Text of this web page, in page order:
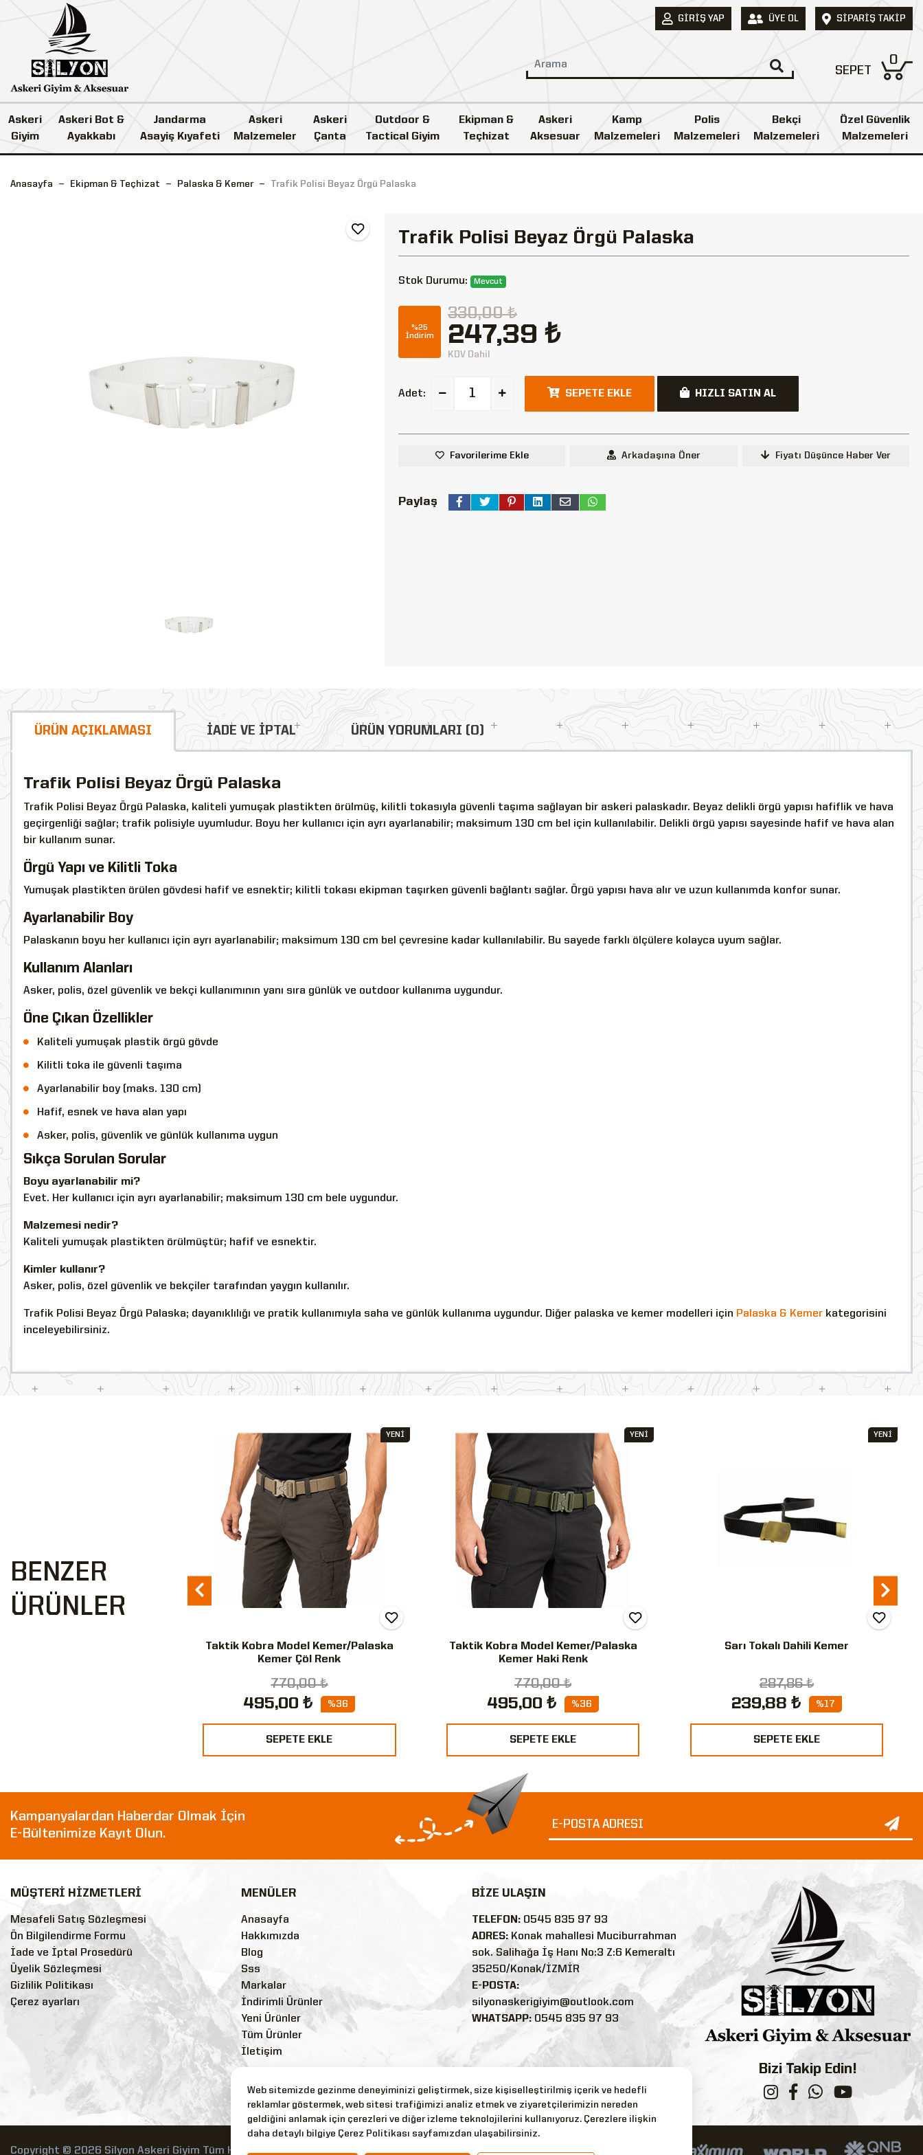
Web sitemizde gezinme deneyiminizi geliştirmek, size kişiselleştirilmiş içerik ve hedefli
reklamlar göstermek, web sitesi trafiğimizi analiz etmek ve ziyaretçilerimizin nereden
geldiğini anlamak için çerezleri ve diğer izleme teknolojilerini kullanıyoruz. Çerezlere ilişkin
daha detaylı bilgiye Çerez Politikası sayfamızdan ulaşabilirsiniz.
GIRIŞ YAP ÜYE OL SIPARIŞ TAKIP
SEPET
0
Askeri
Giyim
Askeri Bot &
Ayakkabı
Jandarma
Asayiş Kıyafeti
Askeri
Malzemeler
Askeri
Çanta
Outdoor &
Tactical Giyim
Ekipman &
Teçhizat
Askeri
Aksesuar
Kamp
Malzemeleri
Polis
Malzemeleri
Bekçi
Malzemeleri
Özel Güvenlik
Malzemeleri
Anasayfa Ekipman & Teçhizat Palaska & Kemer Trafik Polisi Beyaz Örgü Palaska
Trafik Polisi Beyaz Örgü Palaska
Stok Durumu: Mevcut
%25
İndirim
330,00 ₺
247,39 ₺
KDV Dahil
Adet: SEPETE EKLE HIZLI SATIN AL
Favorilerime Ekle Arkadaşına Öner Fiyatı Düşünce Haber Ver
Paylaş
ÜRÜN AÇIKLAMASI İADE VE İPTAL ÜRÜN YORUMLARI (0)
Trafik Polisi Beyaz Örgü Palaska
Trafik Polisi Beyaz Örgü Palaska, kaliteli yumuşak plastikten örülmüş, kilitli tokasıyla güvenli taşıma sağlayan bir askeri palaskadır. Beyaz delikli örgü yapısı hafiflik ve hava
geçirgenliği sağlar; trafik polisiyle uyumludur. Boyu her kullanıcı için ayrı ayarlanabilir; maksimum 130 cm bel için kullanılabilir. Delikli örgü yapısı sayesinde hafif ve hava alan
bir kullanım sunar.
Örgü Yapı ve Kilitli Toka
Yumuşak plastikten örülen gövdesi hafif ve esnektir; kilitli tokası ekipman taşırken güvenli bağlantı sağlar. Örgü yapısı hava alır ve uzun kullanımda konfor sunar.
Ayarlanabilir Boy
Palaskanın boyu her kullanıcı için ayrı ayarlanabilir; maksimum 130 cm bel çevresine kadar kullanılabilir. Bu sayede farklı ölçülere kolayca uyum sağlar.
Kullanım Alanları
Asker, polis, özel güvenlik ve bekçi kullanımının yanı sıra günlük ve outdoor kullanıma uygundur.
Öne Çıkan Özellikler
Kaliteli yumuşak plastik örgü gövde
Kilitli toka ile güvenli taşıma
Ayarlanabilir boy (maks. 130 cm)
Hafif, esnek ve hava alan yapı
Asker, polis, güvenlik ve günlük kullanıma uygun
Sıkça Sorulan Sorular
Boyu ayarlanabilir mi?
Evet. Her kullanıcı için ayrı ayarlanabilir; maksimum 130 cm bele uygundur.
Malzemesi nedir?
Kaliteli yumuşak plastikten örülmüştür; hafif ve esnektir.
Kimler kullanır?
Asker, polis, özel güvenlik ve bekçiler tarafından yaygın kullanılır.
Trafik Polisi Beyaz Örgü Palaska; dayanıklılığı ve pratik kullanımıyla saha ve günlük kullanıma uygundur. Diğer palaska ve kemer modelleri için Palaska & Kemer kategorisini
inceleyebilirsiniz.
BENZER
ÜRÜNLER
Taktik Kobra Model Kemer/Palaska
Kemer Çöl Renk
770,00 ₺
495,00 ₺ %36
SEPETE EKLE
YENİ
Taktik Kobra Model Kemer/Palaska
Kemer Haki Renk
770,00 ₺
495,00 ₺ %36
SEPETE EKLE
YENİ
Sarı Tokalı Dahili Kemer
287,86 ₺
239,88 ₺ %17
SEPETE EKLE
YENİ
Kampanyalardan Haberdar Olmak İçin
E-Bültenimize Kayıt Olun.
MÜŞTERİ HİZMETLERİ
Mesafeli Satış Sözleşmesi
Ön Bilgilendirme Formu
İade ve İptal Prosedürü
Üyelik Sözleşmesi
Gizlilik Politikası
Çerez ayarları
MENÜLER
Anasayfa
Hakkımızda
Blog
Sss
Markalar
İndirimli Ürünler
Yeni Ürünler
Tüm Ürünler
İletişim
BİZE ULAŞIN
TELEFON: 0545 835 97 93
ADRES:Konak mahallesi Muciburrahman
sok. Salihağa İş Hanı No:3 Z:6 Kemeraltı
35250/Konak/İZMİR
E-POSTA:
silyonaskerigiyim@outlook.com
WHATSAPP: 0545 835 97 93
Bizi Takip Edin!
Copyright © 2026 Silyon Askeri Giyim Tüm Hakları Saklıdır.